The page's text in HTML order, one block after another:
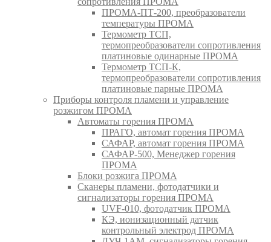
ПРОМА-ПТ-200, преобразователи
температуры ПРОМА
Термометр ТСП,
термопреобразователи сопротивления
платиновые одинарные ПРОМА
Термометр ТСП-К,
термопреобразователи сопротивления
платиновые парные ПРОМА
Приборы контроля пламени и управление
розжигом ПРОМА
Автоматы горения ПРОМА
ПРАГО, автомат горения ПРОМА
САФАР, автомат горения ПРОМА
САФАР-500, Менеджер горения
ПРОМА
Блоки розжига ПРОМА
Сканеры пламени, фотодатчики и
сигнализаторы горения ПРОМА
UVF-010, фотодатчик ПРОМА
КЭ, ионизационный датчик
контрольный электрод ПРОМА